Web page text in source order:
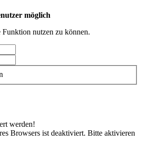
möglich
nutzen zu können.
werden!
Browsers ist deaktiviert. Bitte aktivieren